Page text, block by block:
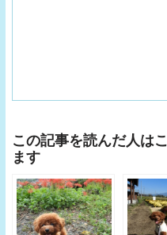
この記事を読んだ人は
ます